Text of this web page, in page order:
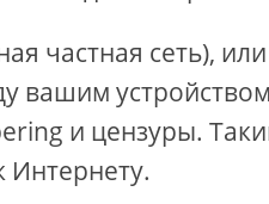
частная сеть),
вашим
и цензуры.
Интернету.